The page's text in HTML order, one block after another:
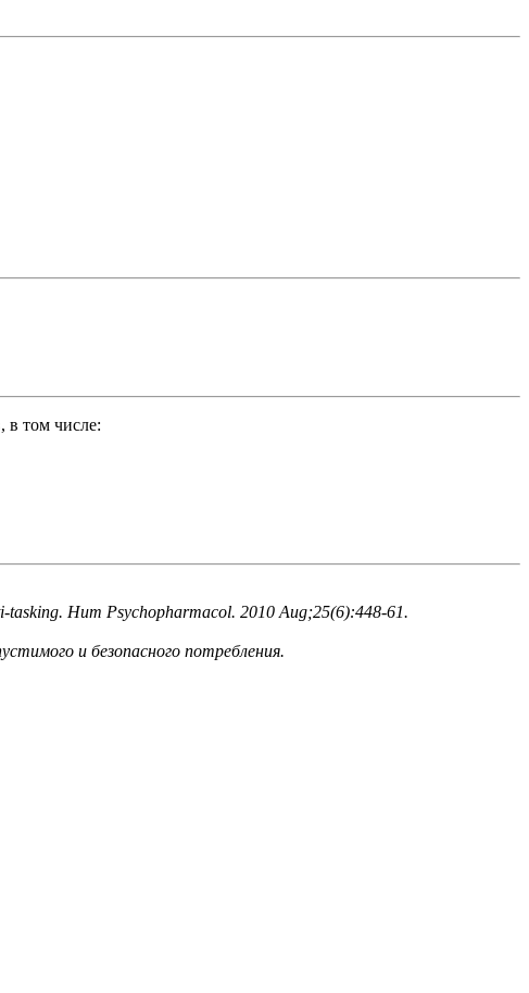
в том числе:
Hum Psychopharmacol. 2010 Aug;25(6):448-61.
и безопасного потребления.